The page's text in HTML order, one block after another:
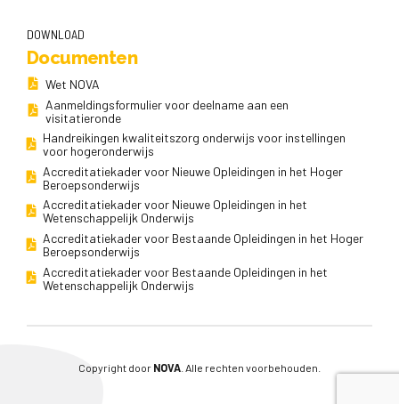
DOWNLOAD
Documenten
Wet NOVA
Aanmeldingsformulier voor deelname aan een
visitatieronde
Handreikingen kwaliteitszorg onderwijs voor instellingen
voor hogeronderwijs
Accreditatiekader voor Nieuwe Opleidingen in het Hoger
Beroepsonderwijs
Accreditatiekader voor Nieuwe Opleidingen in het
Wetenschappelijk Onderwijs
Accreditatiekader voor Bestaande Opleidingen in het Hoger
Beroepsonderwijs
Accreditatiekader voor Bestaande Opleidingen in het
Wetenschappelijk Onderwijs
Copyright door NOVA . Alle rechten voorbehouden.